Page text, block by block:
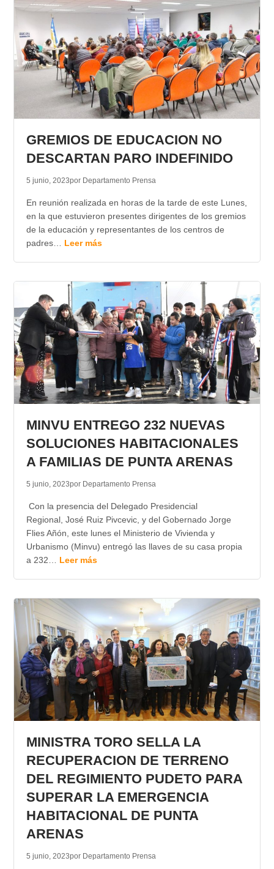
AUDIOS
VIDEOS
GALERIA DE FOTOS
APP MÓVIL
GREMIOS DE EDUCACION NO
DESCARTAN PARO INDEFINIDO
5 junio, 2023por Departamento Prensa
En reunión realizada en horas de la tarde de este Lunes,
en la que estuvieron presentes dirigentes de los gremios
de la educación y representantes de los centros de
padres… Leer más
MINVU ENTREGO 232 NUEVAS
SOLUCIONES HABITACIONALES
A FAMILIAS DE PUNTA ARENAS
5 junio, 2023por Departamento Prensa
Con la presencia del Delegado Presidencial
Regional, José Ruiz Pivcevic, y del Gobernado Jorge
Flies Añón, este lunes el Ministerio de Vivienda y
Urbanismo (Minvu) entregó las llaves de su casa propia
a 232… Leer más
MINISTRA TORO SELLA LA
RECUPERACION DE TERRENO
DEL REGIMIENTO PUDETO PARA
SUPERAR LA EMERGENCIA
HABITACIONAL DE PUNTA
ARENAS
5 junio, 2023por Departamento Prensa